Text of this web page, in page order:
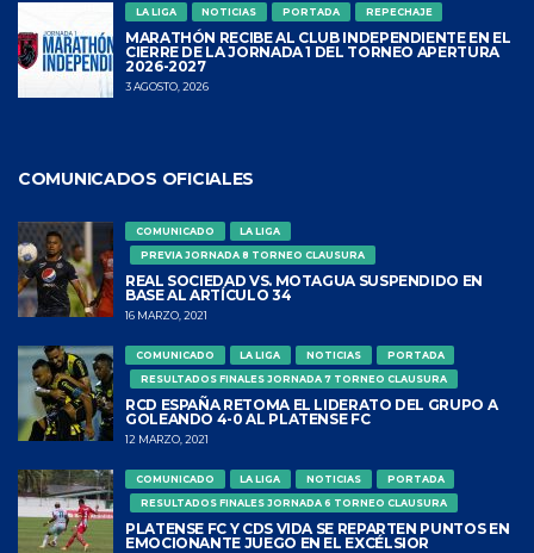
LA LIGA NOTICIAS PORTADA REPECHAJE
MARATHÓN RECIBE AL CLUB INDEPENDIENTE EN EL
CIERRE DE LA JORNADA 1 DEL TORNEO APERTURA
2026-2027
3 AGOSTO, 2026
COMUNICADOS OFICIALES
COMUNICADO
LA LIGA
PREVIA JORNADA 8 TORNEO CLAUSURA
REAL SOCIEDAD VS. MOTAGUA SUSPENDIDO EN
BASE AL ARTÍCULO 34
16 MARZO, 2021
COMUNICADO LA LIGA NOTICIAS
PORTADA
RESULTADOS FINALES JORNADA 7 TORNEO CLAUSURA
RCD ESPAÑA RETOMA EL LIDERATO DEL GRUPO A
GOLEANDO 4-0 AL PLATENSE FC
12 MARZO, 2021
COMUNICADO LA LIGA NOTICIAS
PORTADA
RESULTADOS FINALES JORNADA 6 TORNEO CLAUSURA
PLATENSE FC Y CDS VIDA SE REPARTEN PUNTOS EN
EMOCIONANTE JUEGO EN EL EXCÉLSIOR